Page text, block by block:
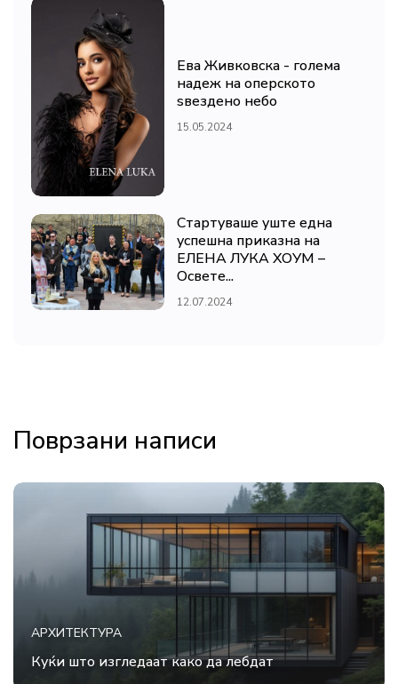
Ева Живковска - голема
надеж на оперското
ѕвездено небо
15.05.2024
Стартуваше уште една
успешна приказна на
ЕЛЕНА ЛУКА ХОУМ –
Освете...
12.07.2024
Поврзани написи
АРХИТЕКТУРА
Куќи што изгледаат како да лебдат